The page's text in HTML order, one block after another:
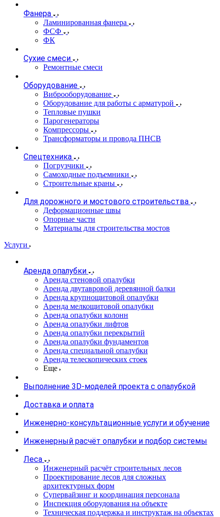
Фанера
Ламинированная фанера
ФСФ
ФК
Сухие смеси
Ремонтные смеси
Оборудование
Виброоборудование
Оборудование для работы с арматурой
Тепловые пушки
Парогенераторы
Компрессоры
Трансформаторы и провода ПНСВ
Спецтехника
Погрузчики
Самоходные подъемники
Строительные краны
Для дорожного и мостового строительства
Деформационные швы
Опорные части
Материалы для строительства мостов
Услуги
Аренда опалубки
Аренда стеновой опалубки
Аренда двутавровой деревянной балки
Аренда крупнощитовой опалубки
Аренда мелкощитовой опалубки
Аренда опалубки колонн
Аренда опалубки лифтов
Аренда опалубки перекрытий
Аренда опалубки фундаментов
Аренда специальной опалубки
Аренда телескопических стоек
Еще
Выполнение 3D-моделей проекта с опалубкой
Доставка и оплата
Инженерно-консультационные услуги и обучение
Инженерный расчёт опалубки и подбор системы
Леса
Инженерный расчёт строительных лесов
Проектирование лесов для сложных
архитектурных форм
Супервайзинг и координация персонала
Инспекция оборудования на объекте
Техническая поддержка и инструктаж на объектах